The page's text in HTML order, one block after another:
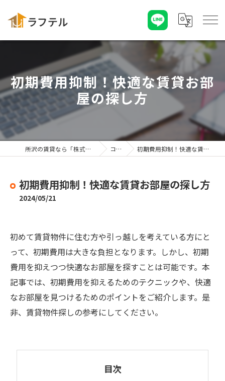
初期費用抑制！快適な賃貸お部
屋の探し方
所沢の賃貸なら「株式会社ラフテル」 コラム 初期費用抑制！快適な賃貸お部屋の探し方
初期費用抑制！快適な賃貸お部屋の探し方
2024/05/21
初めて賃貸物件に住む方や引っ越しを考えている方にと
って、初期費用は大きな負担となります。しかし、初期
費用を抑えつつ快適なお部屋を探すことは可能です。本
記事では、初期費用を抑えるためのテクニックや、快適
なお部屋を見つけるためのポイントをご紹介します。是
非、賃貸物件探しの参考にしてください。
目次